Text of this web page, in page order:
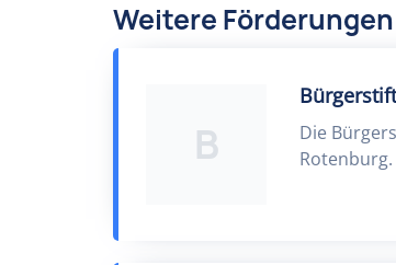
Weitere
B
Die
Rotenburg.